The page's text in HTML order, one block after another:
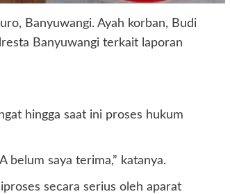
Banyuwangi. Ayah korban, Budi
Banyuwangi terkait laporan
hingga saat ini proses hukum
belum saya terima,” katanya.
secara serius oleh aparat